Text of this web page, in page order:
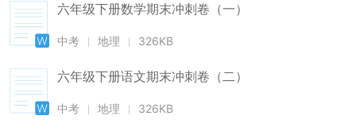
六年级下册数学期末冲刺卷（一）
中考 地理 326KB
六年级下册语文期末冲刺卷（二）
中考 地理 326KB